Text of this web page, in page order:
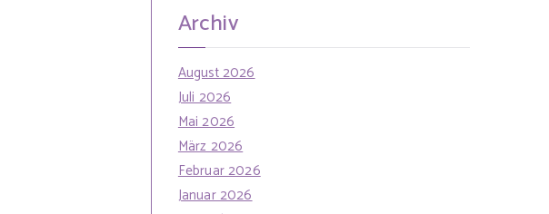
n
Archiv
August 2026
Juli 2026
Mai 2026
März 2026
Februar 2026
Januar 2026